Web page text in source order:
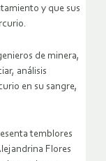
y que sus
de minera,
análisis
en su sangre,
temblores
Flores